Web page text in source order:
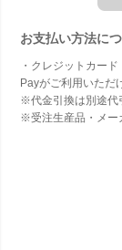
お支払い方法に
・クレジットカー
Payがご利用いただ
※代金引換は別途代
※受注生産品・メー